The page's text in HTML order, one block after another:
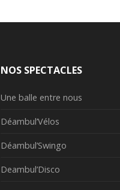
NOS SPECTACLES
Une balle entre nous
Déambul’Vélos
Déambul’Swingo
Deambul’Disco